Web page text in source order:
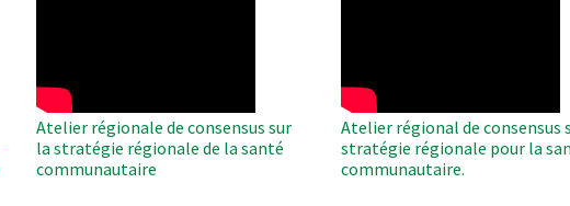
Atelier régionale de consensus sur
la stratégie régionale de la santé
communautaire
Atelier régional de consensus
stratégie régionale pour la
communautaire.